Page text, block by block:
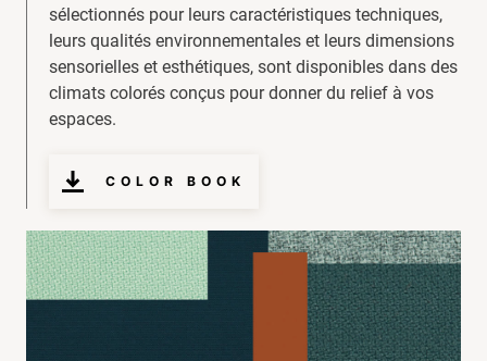
sélectionnés pour leurs caractéristiques techniques,
leurs qualités environnementales et leurs dimensions
sensorielles et esthétiques, sont disponibles dans des
climats colorés conçus pour donner du relief à vos
espaces.
COLOR BOOK